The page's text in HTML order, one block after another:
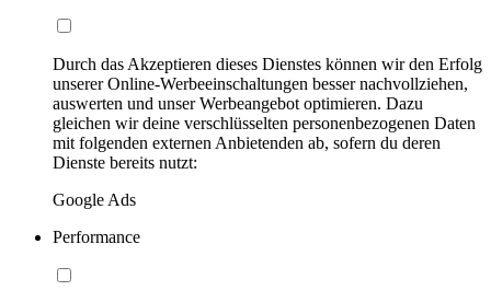
Durch das Akzeptieren dieses Dienstes können wir den Erfolg
unserer Online-Werbeeinschaltungen besser nachvollziehen,
auswerten und unser Werbeangebot optimieren. Dazu
gleichen wir deine verschlüsselten personenbezogenen Daten
mit folgenden externen Anbietenden ab, sofern du deren
Dienste bereits nutzt:
Google Ads
Performance